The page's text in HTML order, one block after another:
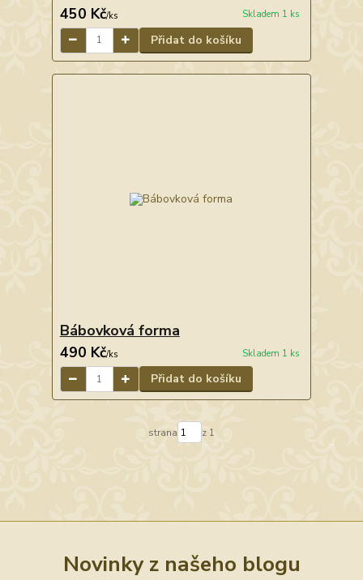
450 Kč/ks Skladem 1 ks
Přidat do košíku
Bábovková forma
490 Kč/ks Skladem 1 ks
Přidat do košíku
strana z 1
Novinky z našeho blogu